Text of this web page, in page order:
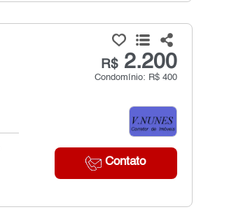
R$2.200
Condomínio: R$ 400
Contato